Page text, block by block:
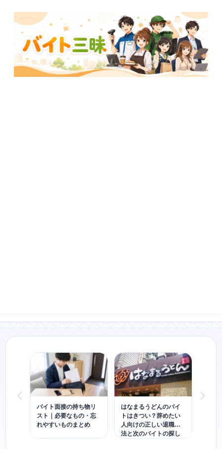
バイト面接の持ち物リ
スト｜必要なもの・忘
れやすいものまとめ
はなまるうどんのバイ
トはきつい？辞めたい
人向けの正しい退職方
法と次のバイトの探し